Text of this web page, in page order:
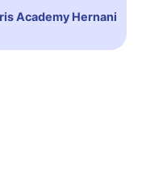
Academy Hernani